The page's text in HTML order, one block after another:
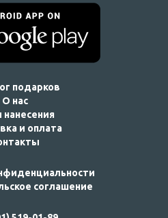
подарков
О нас
нанесения
и оплата
соглашение